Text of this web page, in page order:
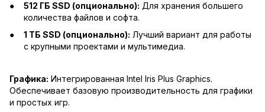
512 ГБ SSD (опционально): Для хранения большего
количества файлов и софта.
1 ТБ SSD (опционально): Лучший вариант для работы
с крупными проектами и мультимедиа.
Графика: Интегрированная Intel Iris Plus Graphics.
Обеспечивает базовую производительность для графики
и простых игр.